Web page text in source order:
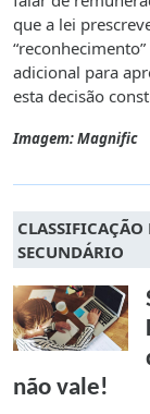
que a lei
adicional para
esta decisão
Imagem: Magnific
SECUNDÁRIO
não vale!